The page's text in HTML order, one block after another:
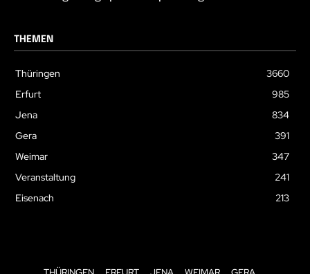
THEMEN
Thüringen
3660
Erfurt
985
Jena
834
Gera
391
Weimar
347
Veranstaltung
241
Eisenach
213